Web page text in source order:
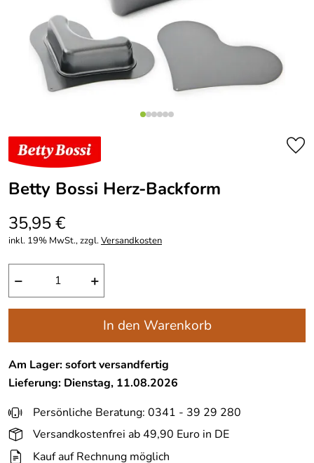
Betty Bossi Herz-Backform
35,95 €
inkl. 19% MwSt., zzgl.Versandkosten
− +
In den Warenkorb
Am Lager: sofort versandfertig
Lieferung: Dienstag, 11.08.2026
Persönliche Beratung: 0341 - 39 29 280
Versandkostenfrei ab 49,90 Euro in DE
Kauf auf Rechnung möglich